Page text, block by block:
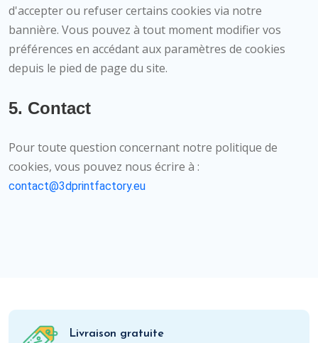
d'accepter ou refuser certains cookies via notre
bannière. Vous pouvez à tout moment modifier vos
préférences en accédant aux paramètres de cookies
depuis le pied de page du site.
5. Contact
Pour toute question concernant notre politique de
cookies, vous pouvez nous écrire à :
contact@3dprintfactory.eu
Livraison gratuite